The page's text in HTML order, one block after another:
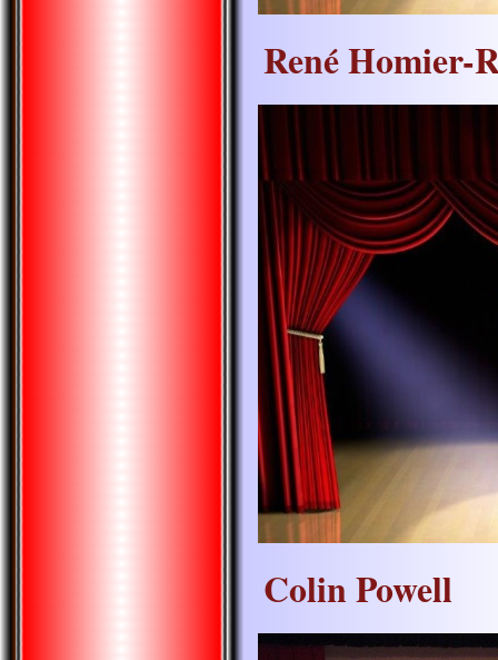
René Homier-
Colin Powell